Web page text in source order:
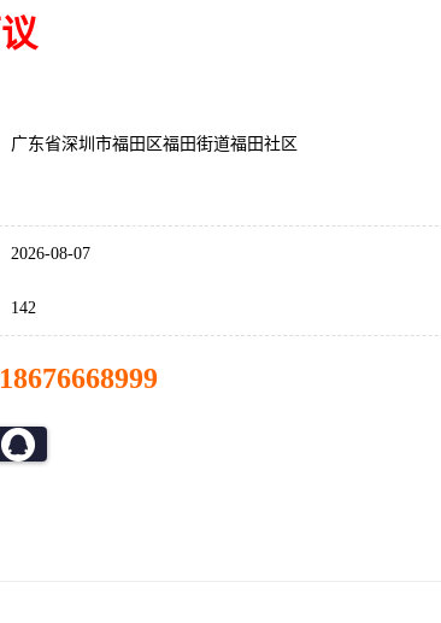
广东省深圳市福田区福田街道福田社区
2026-08-07
142
18676668999